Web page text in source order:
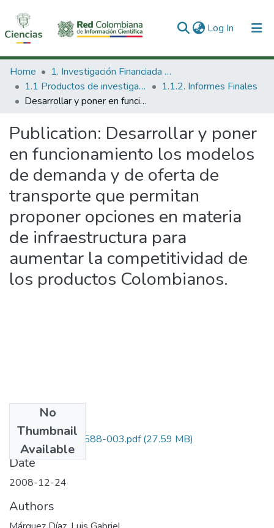
Log In (current)
Communities & Collections
All of DSpace
Home
1. Investigación Financiada con Recursos Públicos
1.1 Productos de investigación
1.1.2. Informes Finales
Desarrollar y poner en funcionamiento los modelos de demanda y de oferta de transporte que permitan proponer opciones en materia de infraestructura para aumentar la competitividad de los productos Colombianos.
Publication: Desarrollar y poner
en funcionamiento los modelos
de demanda y de oferta de
transporte que permitan
proponer opciones en materia
de infraestructura para
aumentar la competitividad de
los productos Colombianos.
No
Thumbnail
Available
1109-327-19588-003.pdf(27.59 MB)
Date
2008-12-24
Authors